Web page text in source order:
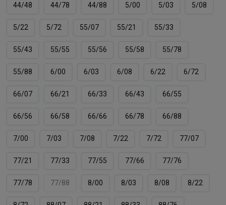
44/48 44/78 44/88 5/00 5/03 5/08
5/22 5/72 55/07 55/21 55/33
55/43 55/55 55/56 55/58 55/78
55/88 6/00 6/03 6/08 6/22 6/72
66/07 66/21 66/33 66/43 66/55
66/56 66/58 66/66 66/78 66/88
7/00 7/03 7/08 7/22 7/72 77/07
77/21 77/33 77/55 77/66 77/76
77/78 77/88 8/00 8/03 8/08 8/22